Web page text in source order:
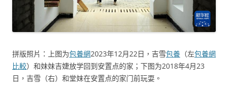
拼版照片：上图为包養網2023年12月22日，吉雪包養 （左包養網
比較）和妹妹吉婕放学回到安置点的家；下图为2018年4月23
日，吉雪（右）和堂妹在安置点的家门前玩耍。